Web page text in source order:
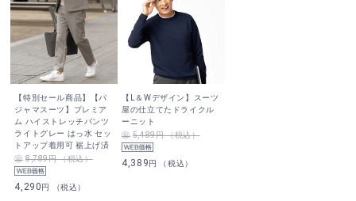
【特別セール商品】【パ
ジャマスーツ】プレミア
ム ハイストレッチパンツ
ライトグレー はっ水 セッ
トアップ着用可 裾上げ済
8,789円 （税込）
4,290円 （税込）
【L＆Wデザイン】スーツ
屋の仕立てたドライクル
ーニット
5,489円 （税込）
4,389円 （税込）